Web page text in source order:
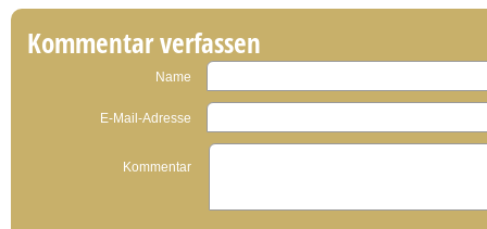
Kommentar verfassen
Name
E-Mail-Adresse
Kommentar